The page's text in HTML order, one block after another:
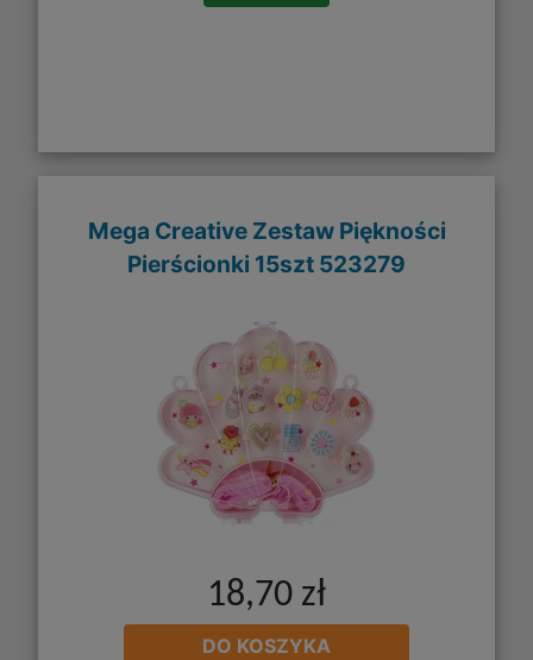
Mega Creative Zestaw Piękności
Pierścionki 15szt 523279
18,70 zł
DO KOSZYKA